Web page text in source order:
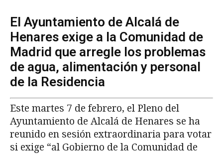
El Ayuntamiento de Alcalá de
Henares exige a la Comunidad de
Madrid que arregle los problemas
de agua, alimentación y personal
de la Residencia
Este martes 7 de febrero, el Pleno del
Ayuntamiento de Alcalá de Henares se ha
reunido en sesión extraordinaria para votar
si exige “al Gobierno de la Comunidad de